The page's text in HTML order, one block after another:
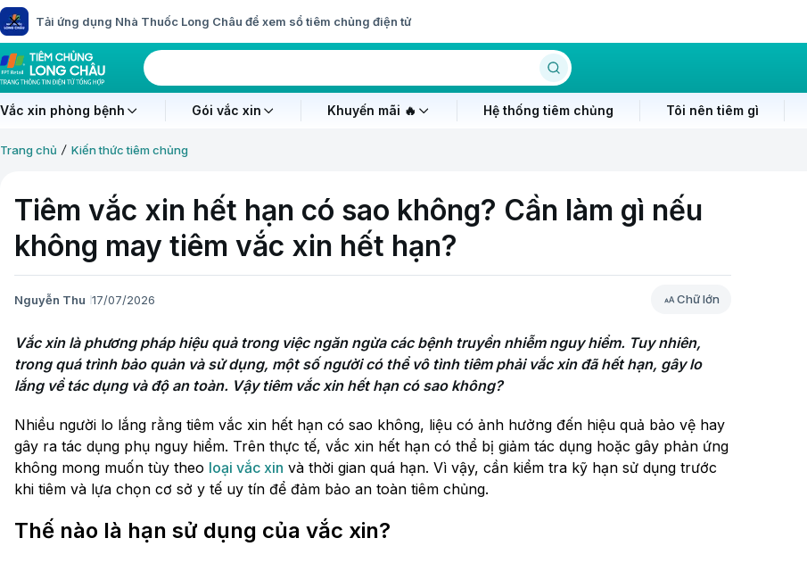
Tải ứng dụng Nhà Thuốc Long Châu để xem sổ tiêm chủng điện tử
Vắc xin phòng bệnh Gói vắc xin Khuyến mãi 🔥 Hệ thống tiêm chủng Tôi nên tiêm gì
Trang chủ Kiến thức tiêm chủng
Tiêm vắc xin hết hạn có sao không? Cần làm gì nếu
không may tiêm vắc xin hết hạn?
Nguyễn Thu 17/07/2026 Chữ lớn
Vắc xin là phương pháp hiệu quả trong việc ngăn ngừa các bệnh truyền nhiễm nguy hiểm. Tuy nhiên,
trong quá trình bảo quản và sử dụng, một số người có thể vô tình tiêm phải vắc xin đã hết hạn, gây lo
lắng về tác dụng và độ an toàn. Vậy tiêm vắc xin hết hạn có sao không?
Nhiều người lo lắng rằng tiêm vắc xin hết hạn có sao không, liệu có ảnh hưởng đến hiệu quả bảo vệ hay
gây ra tác dụng phụ nguy hiểm. Trên thực tế, vắc xin hết hạn có thể bị giảm tác dụng hoặc gây phản ứng
không mong muốn tùy theo loại vắc xin và thời gian quá hạn. Vì vậy, cần kiểm tra kỹ hạn sử dụng trước
khi tiêm và lựa chọn cơ sở y tế uy tín để đảm bảo an toàn tiêm chủng.
Thế nào là hạn sử dụng của vắc xin?